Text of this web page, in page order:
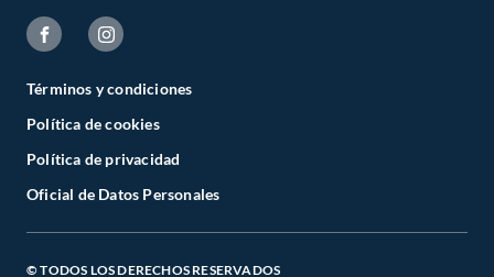
Términos y condiciones
Política de cookies
Política de privacidad
Oficial de Datos Personales
© TODOS LOS DERECHOS RESERVADOS